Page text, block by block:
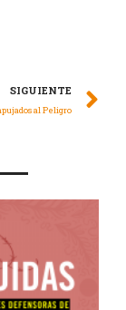
SIGUIENTE
al Peligro